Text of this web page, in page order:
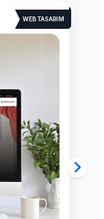
WEB TASARIM